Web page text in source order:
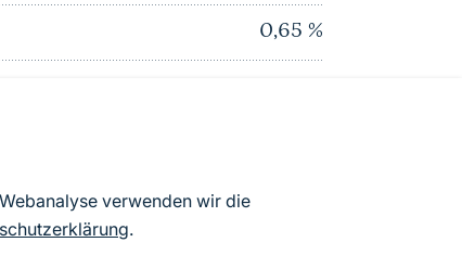
verwenden wir die
.
0,65 %